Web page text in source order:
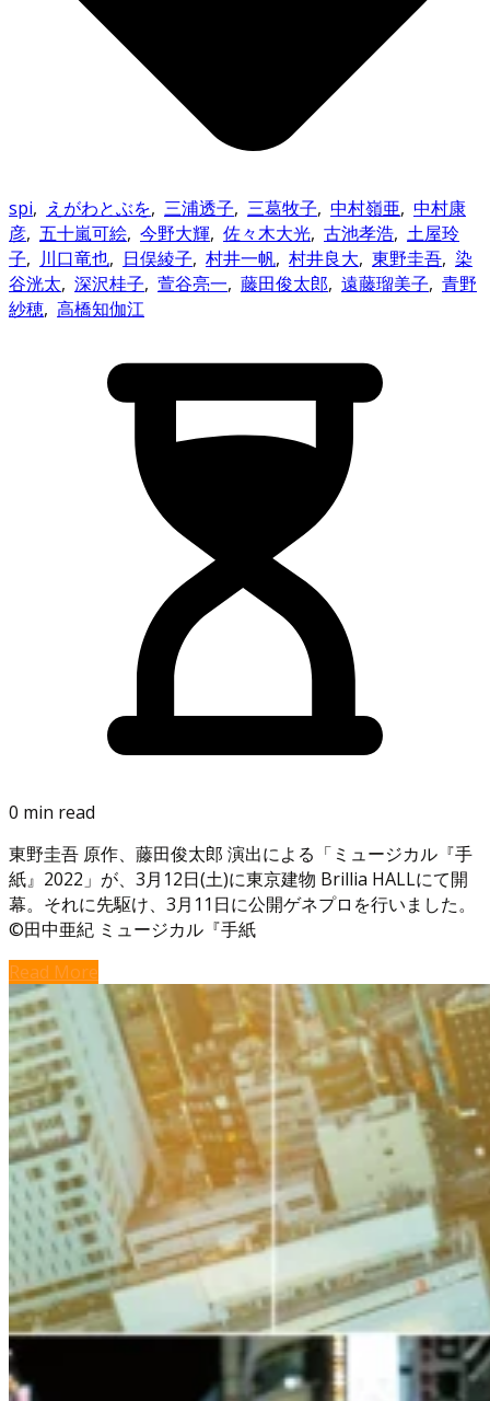
spi, えがわとぶを, 三浦透子, 三葛牧子, 中村嶺亜, 中村康
彦, 五十嵐可絵, 今野大輝, 佐々木大光, 古池孝浩, 土屋玲
子, 川口竜也, 日俣綾子, 村井一帆, 村井良大, 東野圭吾, 染
谷洸太, 深沢桂子, 萱谷亮一, 藤田俊太郎, 遠藤瑠美子, 青野
紗穂, 高橋知伽江
0 min read
東野圭吾 原作、藤田俊太郎 演出による「ミュージカル『手
紙』2022」が、3月12日(土)に東京建物 Brillia HALLにて開
幕。それに先駆け、3月11日に公開ゲネプロを行いました。
©田中亜紀 ミュージカル『手紙
Read More